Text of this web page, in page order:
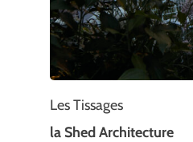
Les Tissages
la Shed Architecture